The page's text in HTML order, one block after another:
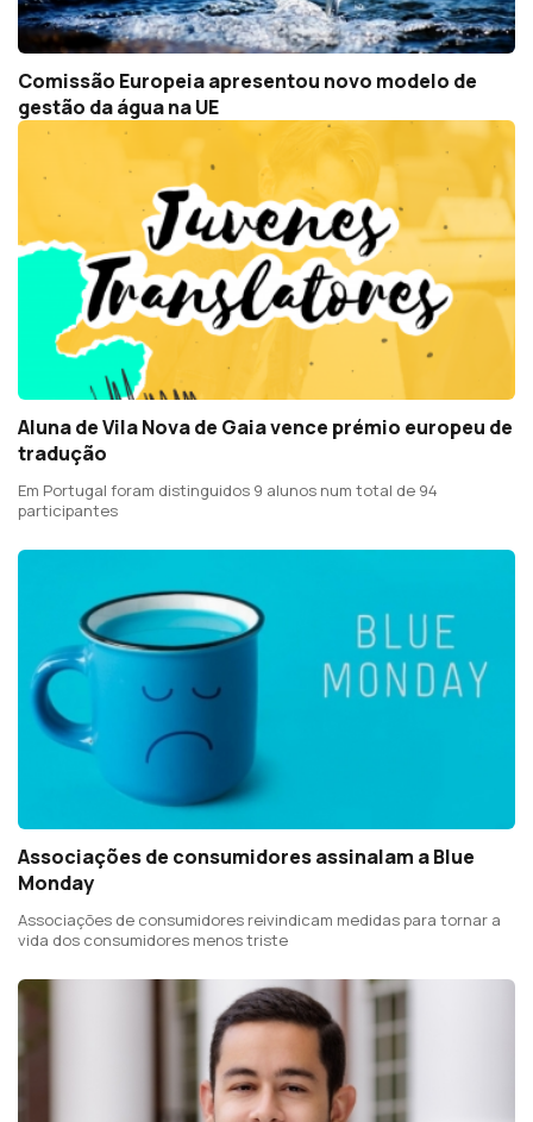
Comissão Europeia apresentou novo modelo de
gestão da água na UE
Aluna de Vila Nova de Gaia vence prémio europeu de
tradução
Em Portugal foram distinguidos 9 alunos num total de 94
participantes
Associações de consumidores assinalam a Blue
Monday
Associações de consumidores reivindicam medidas para tornar a
vida dos consumidores menos triste